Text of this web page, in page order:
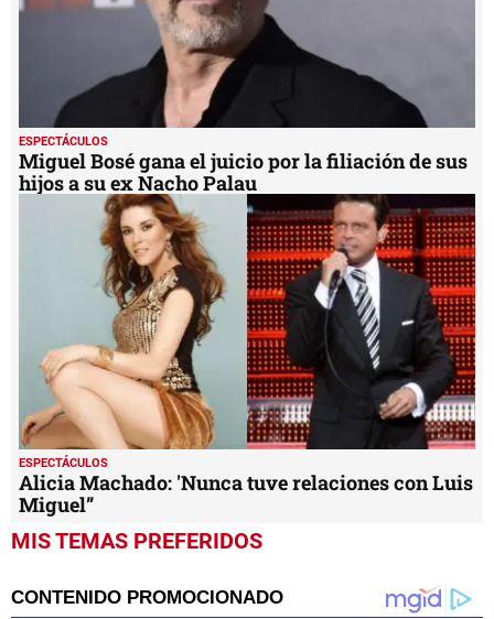
ESPECTÁCULOS
Miguel Bosé gana el juicio por la filiación de sus
hijos a su ex Nacho Palau
ESPECTÁCULOS
Alicia Machado: 'Nunca tuve relaciones con Luis
Miguel”
MIS TEMAS PREFERIDOS